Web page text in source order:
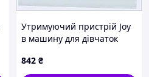
Утримуючий пристрій Joy
в машину для дівчаток
842 ₴